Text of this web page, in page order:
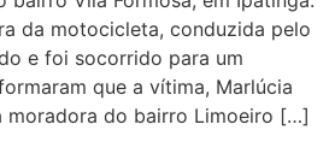
da motocicleta, conduzida pelo
e foi socorrido para um
que a vítima, Marlúcia
moradora do bairro Limoeiro […]